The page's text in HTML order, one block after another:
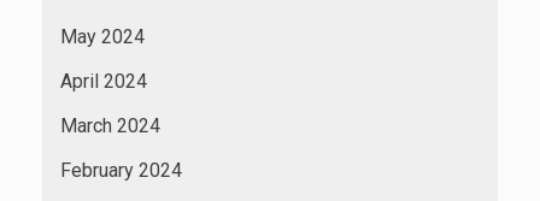
May 2024
April 2024
March 2024
February 2024